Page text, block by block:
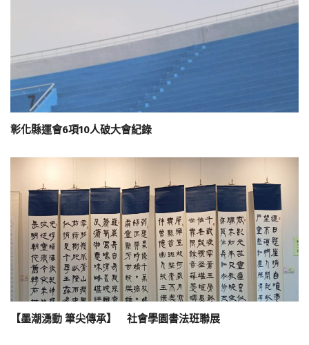
彰化縣運會6項10人破大會紀錄
【墨潮湧動 筆尖傳承】 社會學園書法班聯展